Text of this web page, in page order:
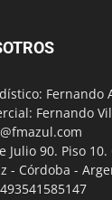
Fernando
Fernando
Julio 90. Piso 10.
- Córdoba -